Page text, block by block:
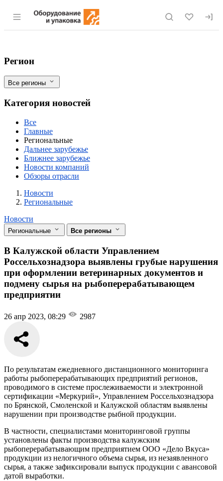
Раздел навигации по сайту eqinfo.ru
В Калужской области Управлением
Фильтры
Регион
Все регионы
Категория новостей
Все
Главные
Региональные
Дальнее зарубежье
Ближнее зарубежье
Новости компаний
Обзоры отрасли
Новости
Разделы
Новости
Региональные
Новости
Региональные Все регионы
В Калужской области Управлением
Россельхознадзора выявлены грубые нарушения
при оформлении ветеринарных документов и
подмену сырья на рыбоперерабатывающем
предприятии
26 апр 2023, 08:29 2987
По результатам ежедневного дистанционного мониторинга
работы рыбоперерабатывающих предприятий регионов,
проводимого в системе прослеживаемости и электронной
сертификации «Меркурий», Управлением Россельхознадзора
по Брянской, Смоленской и Калужской областям выявлены
нарушении при производстве рыбной продукции.
В частности, специалистами мониторинговой группы
установлены факты производства калужским
рыбоперерабатывающим предприятием ООО «Дело Вкуса»
продукции из нелогичного объема сырья, из незаявленного
сырья, а также зафиксировали выпуск продукции с авансовой
датой выработки.